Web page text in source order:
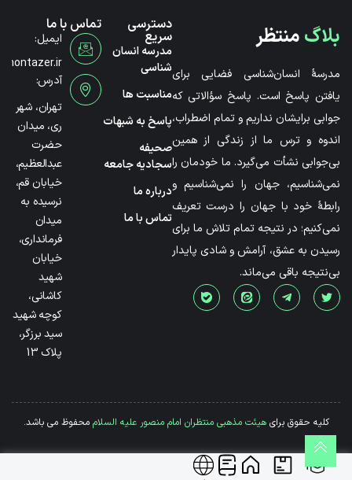
بلاگمنتظر
مدرسۀ انسان‌شناسی فضایی برای
یافتن پاسخ است. پاسخ سؤالاتی که
جوابی برایشان نداریم و تمام اضطراب،
اندوه و ترس ما از زندگی از همین
بی‌جوابی نشأت می‌گیرد. ما خودمان را
نمی‌شناسیم، جهان را نمی‌شناسیم و
رابطۀ خود با جهان را درست تعریف
نمی‌کنیم؛ در نتیجه تمام تلاش ما برای
رسیدن به عشق، آرامش و شادی پایدار
بی‌نتیجه باقی می‌ماند.
دسترسی
سریع
مدرسه انسان
شناسی
مناسبت ها
پاسخ به شبهات
صحیفه
سجادیه جامعه
درباره ما
تماس با ما
تماس با ما
ایمیل:
آدرس:
تهران، شهر
ری، میدان
حضرت
عبدالعظیم،
خیابان قم،
نرسیده به
میدان
فرمانداری،
خیابان
شهید
کاشانی،
کوچه شهید
سید برزگر،
پلاک 13
کلیه حقوق برایهیئت مذهبی منتظران امام منصور علیه السلاممحفوظ می باشد.